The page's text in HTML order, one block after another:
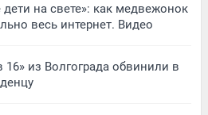
на свете»: как медвежонок
весь интернет. Видео
из Волгограда обвинили в